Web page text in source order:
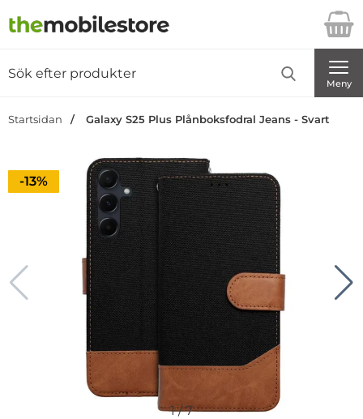
Startsidan för Danira Telecom AB
Meny
Startsidan Galaxy S25 Plus Plånboksfodral Jeans - Svart
Priset är nedsatt med
-13%
1/7